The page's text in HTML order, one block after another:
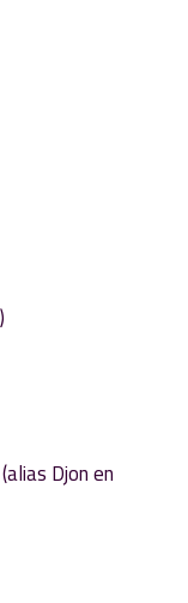
Djon en